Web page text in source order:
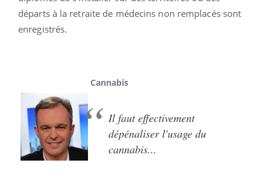
départs à la retraite de médecins non remplacés sont
enregistrés.
Cannabis
Il faut effectivement
dépénaliser l'usage du
cannabis...